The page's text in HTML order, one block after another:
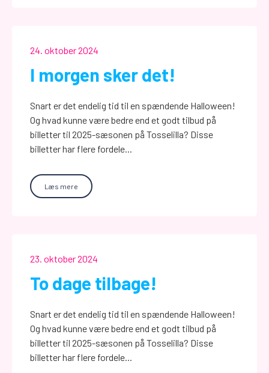
24. oktober 2024
I morgen sker det!
Snart er det endelig tid til en spændende Halloween!
Og hvad kunne være bedre end et godt tilbud på
billetter til 2025-sæsonen på Tosselilla? Disse
billetter har flere fordele...
Læs mere
23. oktober 2024
To dage tilbage!
Snart er det endelig tid til en spændende Halloween!
Og hvad kunne være bedre end et godt tilbud på
billetter til 2025-sæsonen på Tosselilla? Disse
billetter har flere fordele...